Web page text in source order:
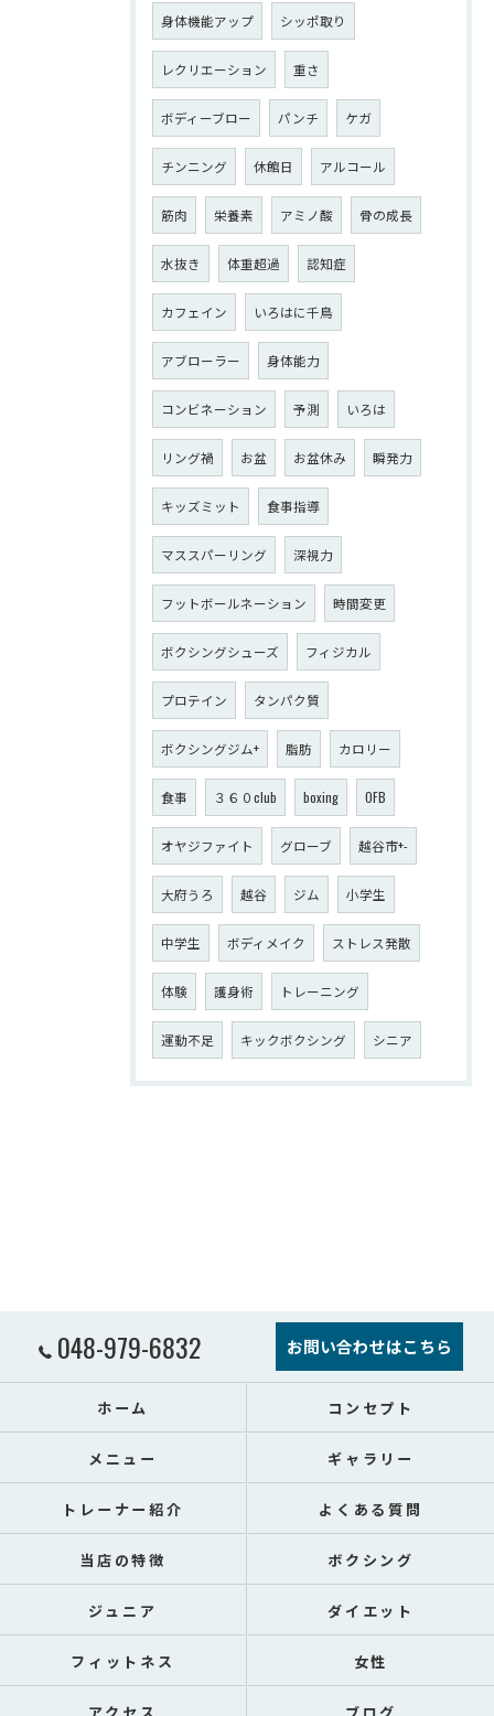
身体機能アップ シッポ取り
レクリエーション 重さ
ボディーブロー パンチ ケガ
チンニング 休館日 アルコール
筋肉 栄養素 アミノ酸 骨の成長
水抜き 体重超過 認知症
カフェイン いろはに千鳥
アブローラー 身体能力
コンビネーション 予測 いろは
リング禍 お盆 お盆休み 瞬発力
キッズミット 食事指導
マススパーリング 深視力
フットボールネーション 時間変更
ボクシングシューズ フィジカル
プロテイン タンパク質
ボクシングジム+ 脂肪 カロリー
食事 ３６０club boxing OFB
オヤジファイト グローブ 越谷市+-
大府うろ 越谷 ジム 小学生
中学生 ボディメイク ストレス発散
体験 護身術 トレーニング
運動不足 キックボクシング シニア
048-979-6832 お問い合わせはこちら
ホーム コンセプト
メニュー ギャラリー
トレーナー紹介 よくある質問
当店の特徴 ボクシング
ジュニア ダイエット
フィットネス 女性
アクセス ブログ